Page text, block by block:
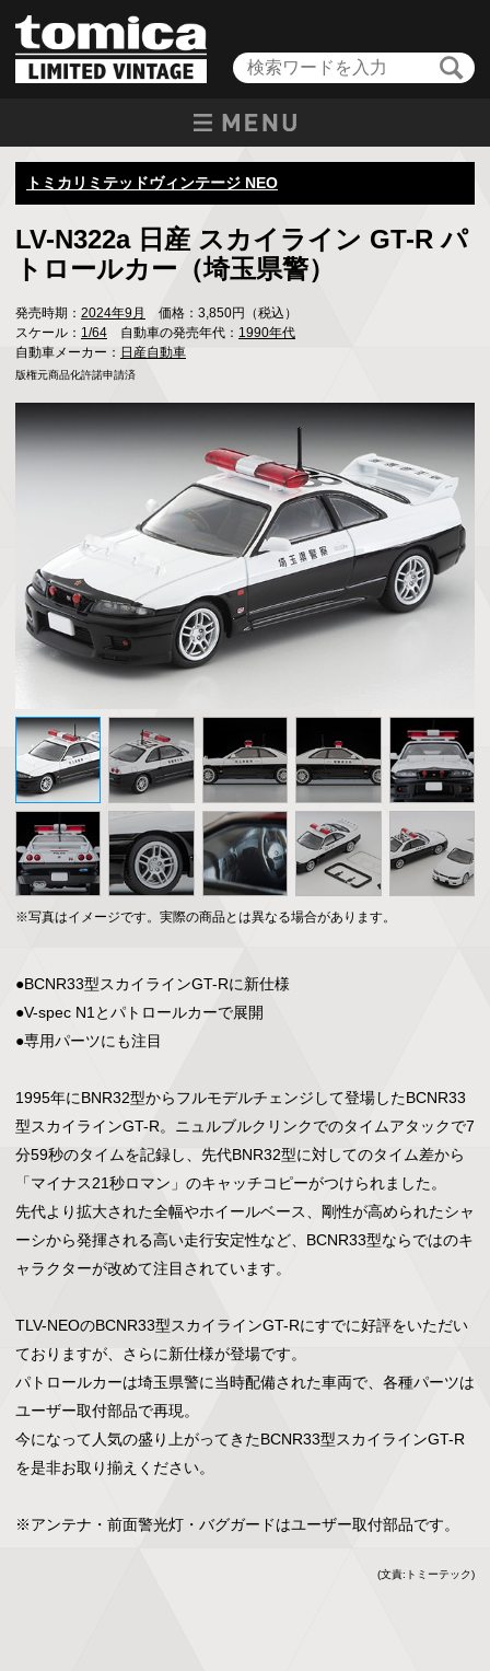
トミカリミテッドヴィンテージ NEO
LV-N322a 日産 スカイライン GT-R パ
トロールカー（埼玉県警）
発売時期： 2024年9月
価格：3,850円（税込）
スケール： 1/64 自動車の発売年代： 1990年代
自動車メーカー： 日産自動車
版権元商品化許諾申請済
※写真はイメージです。実際の商品とは異なる場合があります。
●BCNR33型スカイラインGT-Rに新仕様
●V-spec N1とパトロールカーで展開
●専用パーツにも注目
1995年にBNR32型からフルモデルチェンジして登場したBCNR33
型スカイラインGT-R。ニュルブルクリンクでのタイムアタックで7
分59秒のタイムを記録し、先代BNR32型に対してのタイム差から
「マイナス21秒ロマン」のキャッチコピーがつけられました。
先代より拡大された全幅やホイールベース、剛性が高められたシャ
ーシから発揮される高い走行安定性など、BCNR33型ならではのキ
ャラクターが改めて注目されています。
TLV-NEOのBCNR33型スカイラインGT-Rにすでに好評をいただい
ておりますが、さらに新仕様が登場です。
パトロールカーは埼玉県警に当時配備された車両で、各種パーツは
ユーザー取付部品で再現。
今になって人気の盛り上がってきたBCNR33型スカイラインGT-R
を是非お取り揃えください。
※アンテナ・前面警光灯・バグガードはユーザー取付部品です。
(文責:トミーテック)